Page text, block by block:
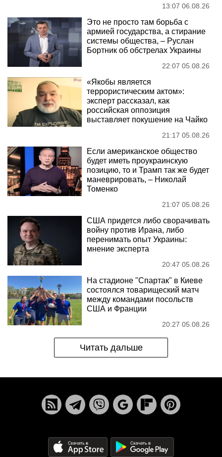
13:07 06.08.26
Это не просто там борьба с
армией государства, а стирание
системы общества, – Руслан
Бортник об обстрелах Украины
22:07 05.08.26
«Якобы является
террористическим актом»:
эксперт рассказал, как
российская оппозиция
выставляет покушение на Чайко
21:17 05.08.26
Если американское общество
будет иметь проукраинскую
позицию, то и Трамп так же будет
маневрировать, – Николай
Томенко
21:07 05.08.26
США придется либо сворачивать
войну против Ирана, либо
перенимать опыт Украины:
мнение эксперта
20:47 05.08.26
На стадионе "Спартак" в Киеве
состоялся товарищеский матч
между командами посольств
США и Франции
20:27 05.08.26
Читать дальше